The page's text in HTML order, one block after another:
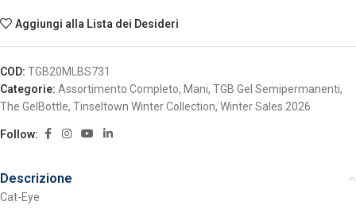
Aggiungi alla Lista dei Desideri
COD: TGB20MLBS731
Categorie: Assortimento Completo, Mani, TGB Gel Semipermanenti,
The GelBottle, Tinseltown Winter Collection, Winter Sales 2026
Follow:
Descrizione
Cat-Eye